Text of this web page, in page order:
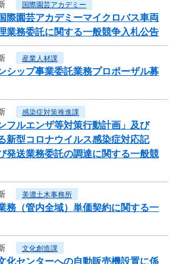
国際園芸アカデミー
際園芸アカデミーマイクロバス車両
業務委託に関する一般競争入札公告
産業人材課
シップ事業委託業務プロポーザル募
感染症対策推進課
フルエンザ等対策行動計画」及び
新型コロナウイルス感染症対応記
発送業務委託の調達に関する一般競
美濃土木事務所
務（管内全域）単価契約に関する一
文化創造課
化センターへの自動販売機設置に係